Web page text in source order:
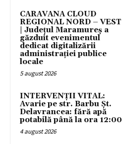
CARAVANA CLOUD
REGIONAL NORD – VEST
| Județul Maramureș a
găzduit evenimentul
dedicat digitalizării
administrației publice
locale
5 august 2026
INTERVENȚII VITAL:
Avarie pe str. Barbu Șt.
Delavrancea: fără apă
potabilă până la ora 12:00
4 august 2026